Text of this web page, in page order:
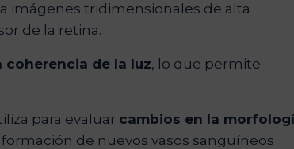
imágenes tridimensionales de alta
de la retina.
de la luz, lo que permite
para evaluar cambios en la
de nuevos vasos sanguíneos